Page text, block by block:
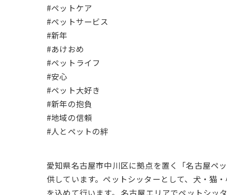
#ペットケア
#ペットサービス
#新年
#あけおめ
#ペットライフ
#安心
#ペット大好き
#新年の抱負
#地域の信頼
#人とペットの絆
愛知県名古屋市中川区に拠点を置く「名古屋ペ
供しています。ペットシッターとして、犬・猫
を込めて行います。 名古屋エリアでペットシッ